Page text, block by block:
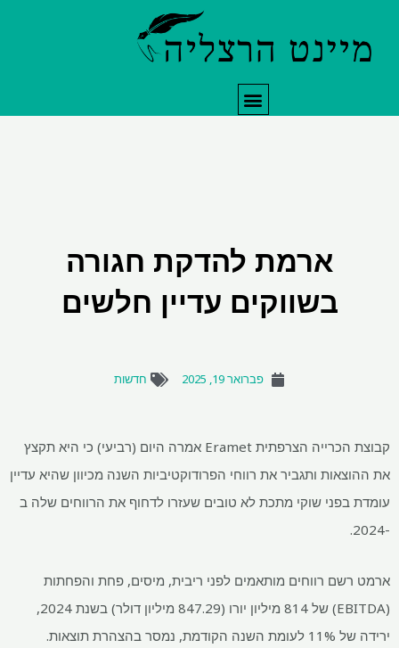
תפריט
ארמת להדקת חגורה
בשווקים עדיין חלשים
פברואר 19, 2025 חדשות
קבוצת הכרייה הצרפתית Eramet אמרה היום (רביעי) כי היא תקצץ
ותגביר את רווחי הפרודוקטיביות השנה מכיוון שהיא עדיין
שוקי מתכת לא טובים שעזרו לדחוף את הרווחים שלה ב
רווחים מותאמים לפני ריבית, מיסים, פחת והפחתות
(EBITDA) של 814 מיליון יורו (847.29 מיליון דולר) בשנת 2024,
תוצאות.